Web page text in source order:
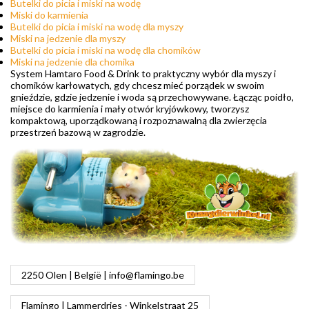
Butelki do picia i miski na wodę
Miski do karmienia
Butelki do picia i miski na wodę dla myszy
Miski na jedzenie dla myszy
Butelki do picia i miski na wodę dla chomików
Miski na jedzenie dla chomika
System Hamtaro Food & Drink to praktyczny wybór dla myszy i
chomików karłowatych, gdy chcesz mieć porządek w swoim
gnieździe, gdzie jedzenie i woda są przechowywane. Łącząc poidło,
miejsce do karmienia i mały otwór kryjówkowy, tworzysz
kompaktową, uporządkowaną i rozpoznawalną dla zwierzęcia
przestrzeń bazową w zagrodzie.
2250 Olen | België | info@flamingo.be
Flamingo | Lammerdries - Winkelstraat 25